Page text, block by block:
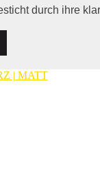
durch ihre